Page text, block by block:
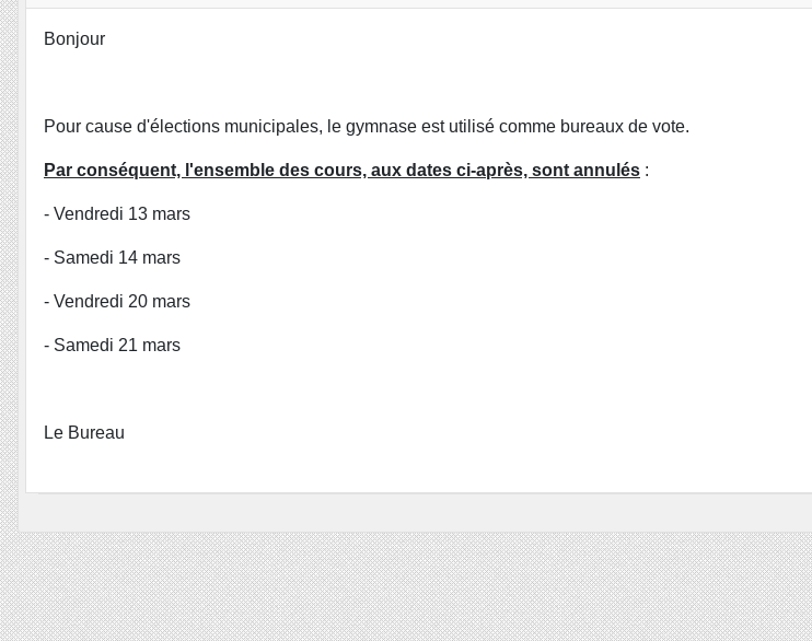
Bonjour
Pour cause d'élections municipales, le gymnase est utilisé comme bureaux de vote.
Par conséquent, l'ensemble des cours, aux dates ci-après, sont annulés :
- Vendredi 13 mars
- Samedi 14 mars
- Vendredi 20 mars
- Samedi 21 mars
Le Bureau